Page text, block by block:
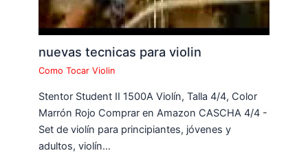
nuevas tecnicas para violin
Como Tocar Violin
Stentor Student II 1500A Violín, Talla 4/4, Color
Marrón Rojo Comprar en Amazon CASCHA 4/4 -
Set de violín para principiantes, jóvenes y
adultos, violín…